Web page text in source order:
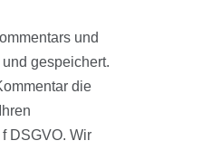
und
gespeichert.
die
DSGVO. Wir